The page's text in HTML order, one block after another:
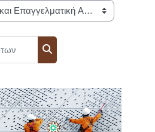
Αναζήτηση μαθημάτων